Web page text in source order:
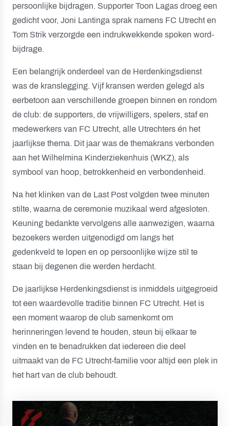
persoonlijke bijdragen. Supporter Toon Lagas droeg een
gedicht voor, Joni Lantinga sprak namens FC Utrecht en
Tom Strik verzorgde een indrukwekkende spoken word-
bijdrage.
Een belangrijk onderdeel van de Herdenkingsdienst
was de kranslegging. Vijf kransen werden gelegd als
eerbetoon aan verschillende groepen binnen en rondom
de club: de supporters, de vrijwilligers, spelers, staf en
medewerkers van FC Utrecht, alle Utrechters én het
jaarlijkse thema. Dit jaar was de themakrans verbonden
aan het Wilhelmina Kinderziekenhuis (WKZ), als
symbool van hoop, betrokkenheid en verbondenheid.
Na het klinken van de Last Post volgden twee minuten
stilte, waarna de ceremonie muzikaal werd afgesloten.
Keuning bedankte vervolgens alle aanwezigen, waarna
bezoekers werden uitgenodigd om langs het
gedenkveld te lopen en op persoonlijke wijze stil te
staan bij degenen die werden herdacht.
De jaarlijkse Herdenkingsdienst is inmiddels uitgegroeid
tot een waardevolle traditie binnen FC Utrecht. Het is
een moment waarop de club samenkomt om
herinneringen levend te houden, steun bij elkaar te
vinden en te benadrukken dat iedereen die deel
uitmaakt van de FC Utrecht-familie voor altijd een plek in
het hart van de club behoudt.